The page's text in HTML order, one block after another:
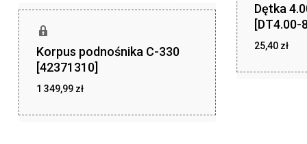
Korpus podnośnika C-330
[42371310]
1 349,99 zł
Dętka
[DT4.00-
25,40 zł